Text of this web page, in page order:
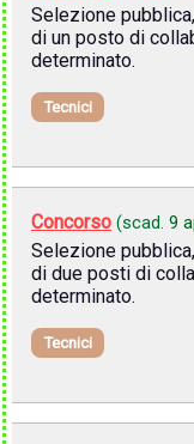
Selezione
di un posto di
determinato.
Tecnici
Concorso (scad. 9
Selezione
di due posti di
determinato.
Tecnici